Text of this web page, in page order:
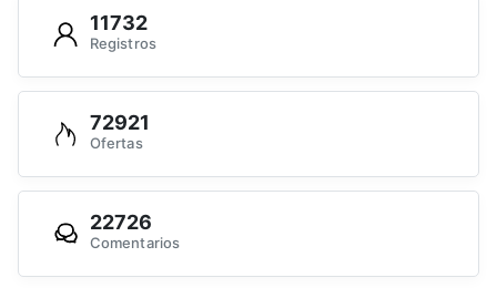
11732
Registros
72921
Ofertas
22726
Comentarios